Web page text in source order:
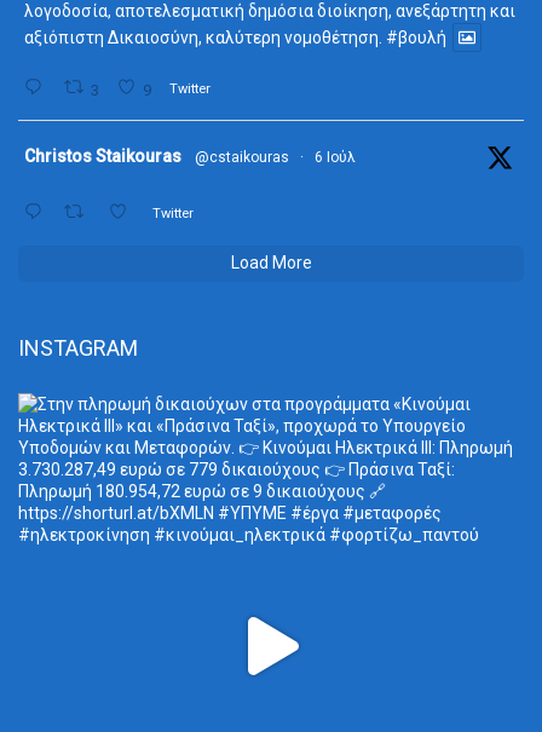
λογοδοσία, αποτελεσματική δημόσια διοίκηση, ανεξάρτητη και
αξιόπιστη Δικαιοσύνη, καλύτερη νομοθέτηση. #βουλή
3 9 Twitter
Christos Staikouras @cstaikouras · 6 Ιούλ
Twitter
Load More
INSTAGRAM